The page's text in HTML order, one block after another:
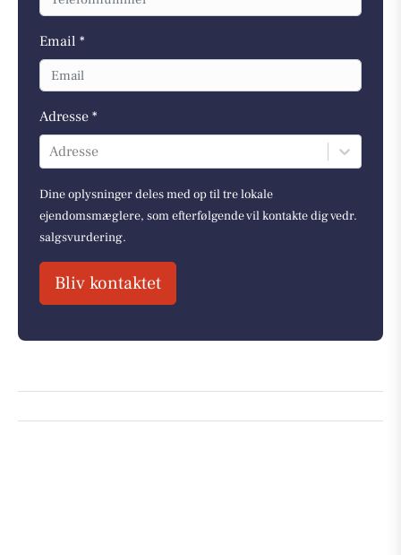
Email *
Adresse *
Adresse
Dine oplysninger deles med op til tre lokale
ejendomsmæglere, som efterfølgende vil kontakte dig vedr.
salgsvurdering.
Bliv kontaktet